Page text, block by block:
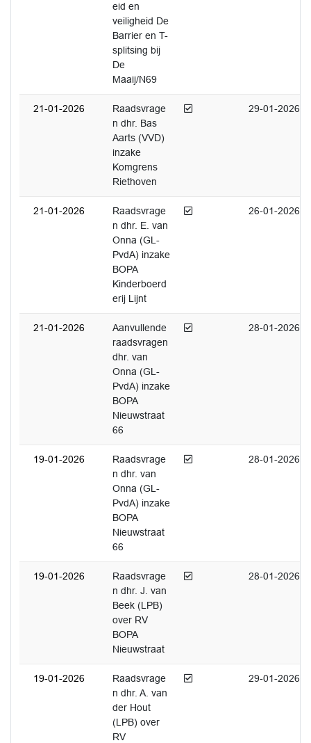
eid en
veiligheid De
Barrier en T-
splitsing bij
De
Maaij/N69
21-01-2026
Raadsvrage
n dhr. Bas
Aarts (VVD)
inzake
Komgrens
Riethoven
Afgedaan 29-01-2026
21-01-2026
Raadsvrage
n dhr. E. van
Onna (GL-
PvdA) inzake
BOPA
Kinderboerd
erij Lijnt
Afgedaan 26-01-2026
21-01-2026
Aanvullende
raadsvragen
dhr. van
Onna (GL-
PvdA) inzake
BOPA
Nieuwstraat
66
Afgedaan 28-01-2026
19-01-2026
Raadsvrage
n dhr. van
Onna (GL-
PvdA) inzake
BOPA
Nieuwstraat
66
Afgedaan 28-01-2026
19-01-2026
Raadsvrage
n dhr. J. van
Beek (LPB)
over RV
BOPA
Nieuwstraat
Afgedaan 28-01-2026
19-01-2026
Raadsvrage
n dhr. A. van
der Hout
(LPB) over
RV
Afgedaan 29-01-2026